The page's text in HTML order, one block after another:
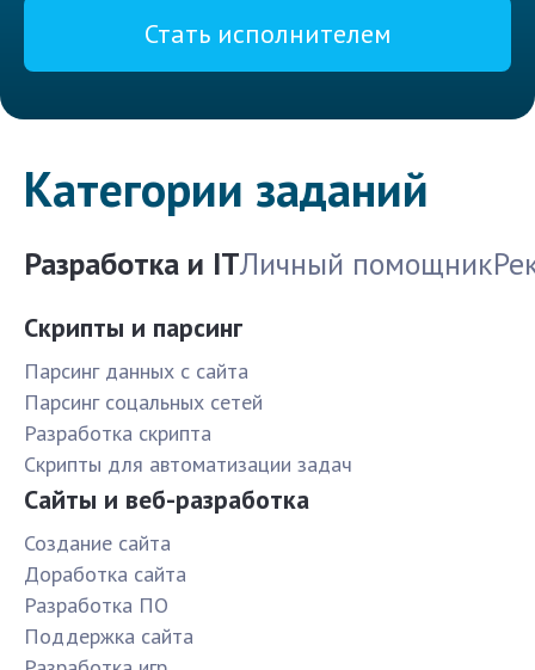
Стать исполнителем
Категории заданий
Разработка и ITЛичный помощник
Скрипты и парсинг
Парсинг данных с сайта
Парсинг соцальных сетей
Разработка скрипта
Скрипты для автоматизации задач
Сайты и веб-разработка
Создание сайта
Доработка сайта
Разработка ПО
Поддержка сайта